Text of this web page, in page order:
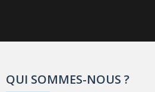
QUI SOMMES-NOUS ?